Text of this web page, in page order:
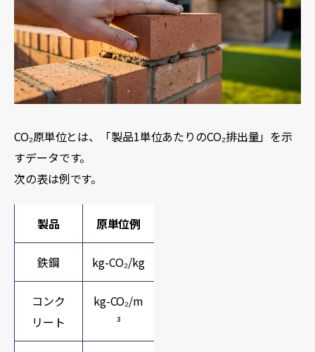
CO₂原単位とは、「製品1単位あたりのCO₂排出量」を示
すデータです。
次の表は例です。
製品 原単位例
鉄鋼 kg-CO₂/kg
コンク
リート
kg-CO₂/m
³